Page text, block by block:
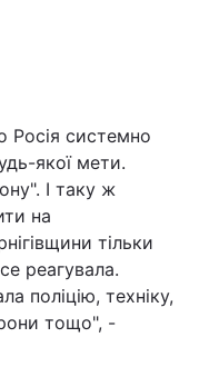
Росія системно
якої мети.
І таку ж
на
тільки
реагувала.
поліцію, техніку,
тощо", -